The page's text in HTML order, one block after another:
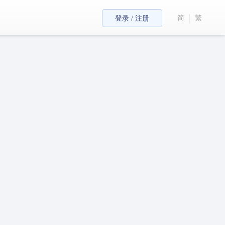
登录 / 注册 简 繁